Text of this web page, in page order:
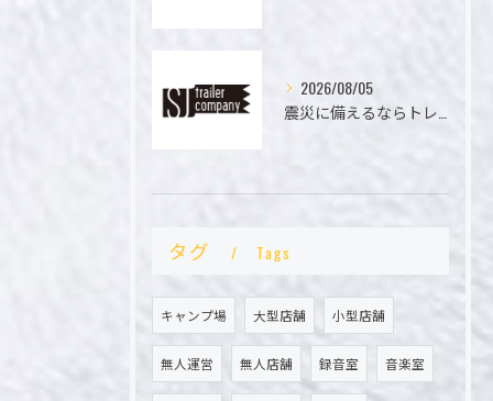
2026/08/05
タグ Tags
キャンプ場 大型店舗 小型店舗
無人運営 無人店舗 録音室 音楽室
お問い合わせ・ご相談はこちら
お問い合わせ・ご相談はこちら